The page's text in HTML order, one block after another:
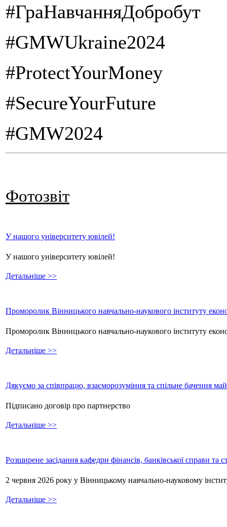
#ГраНавчанняДобробут
#GMWUkraine2024
#ProtectYourMoney
#SecureYourFuture
#GMW2024
Фотозвіт
У нашого університету ювілей!
У нашого університету ювілей!
Детальніше >>
Проморолик Вінницького навчально-наукового інституту
Проморолик Вінницького навчально-наукового інституту
Детальніше >>
Дякуємо за співпрацю, взаєморозуміння та спільне бачення
Підписано договір про партнерство
Детальніше >>
Розширене засідання кафедри фінансів, банківської справи та
2 червня 2026 року у Вінницькому навчально-науковому
Детальніше >>